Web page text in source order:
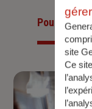
Pour les
site
Ce